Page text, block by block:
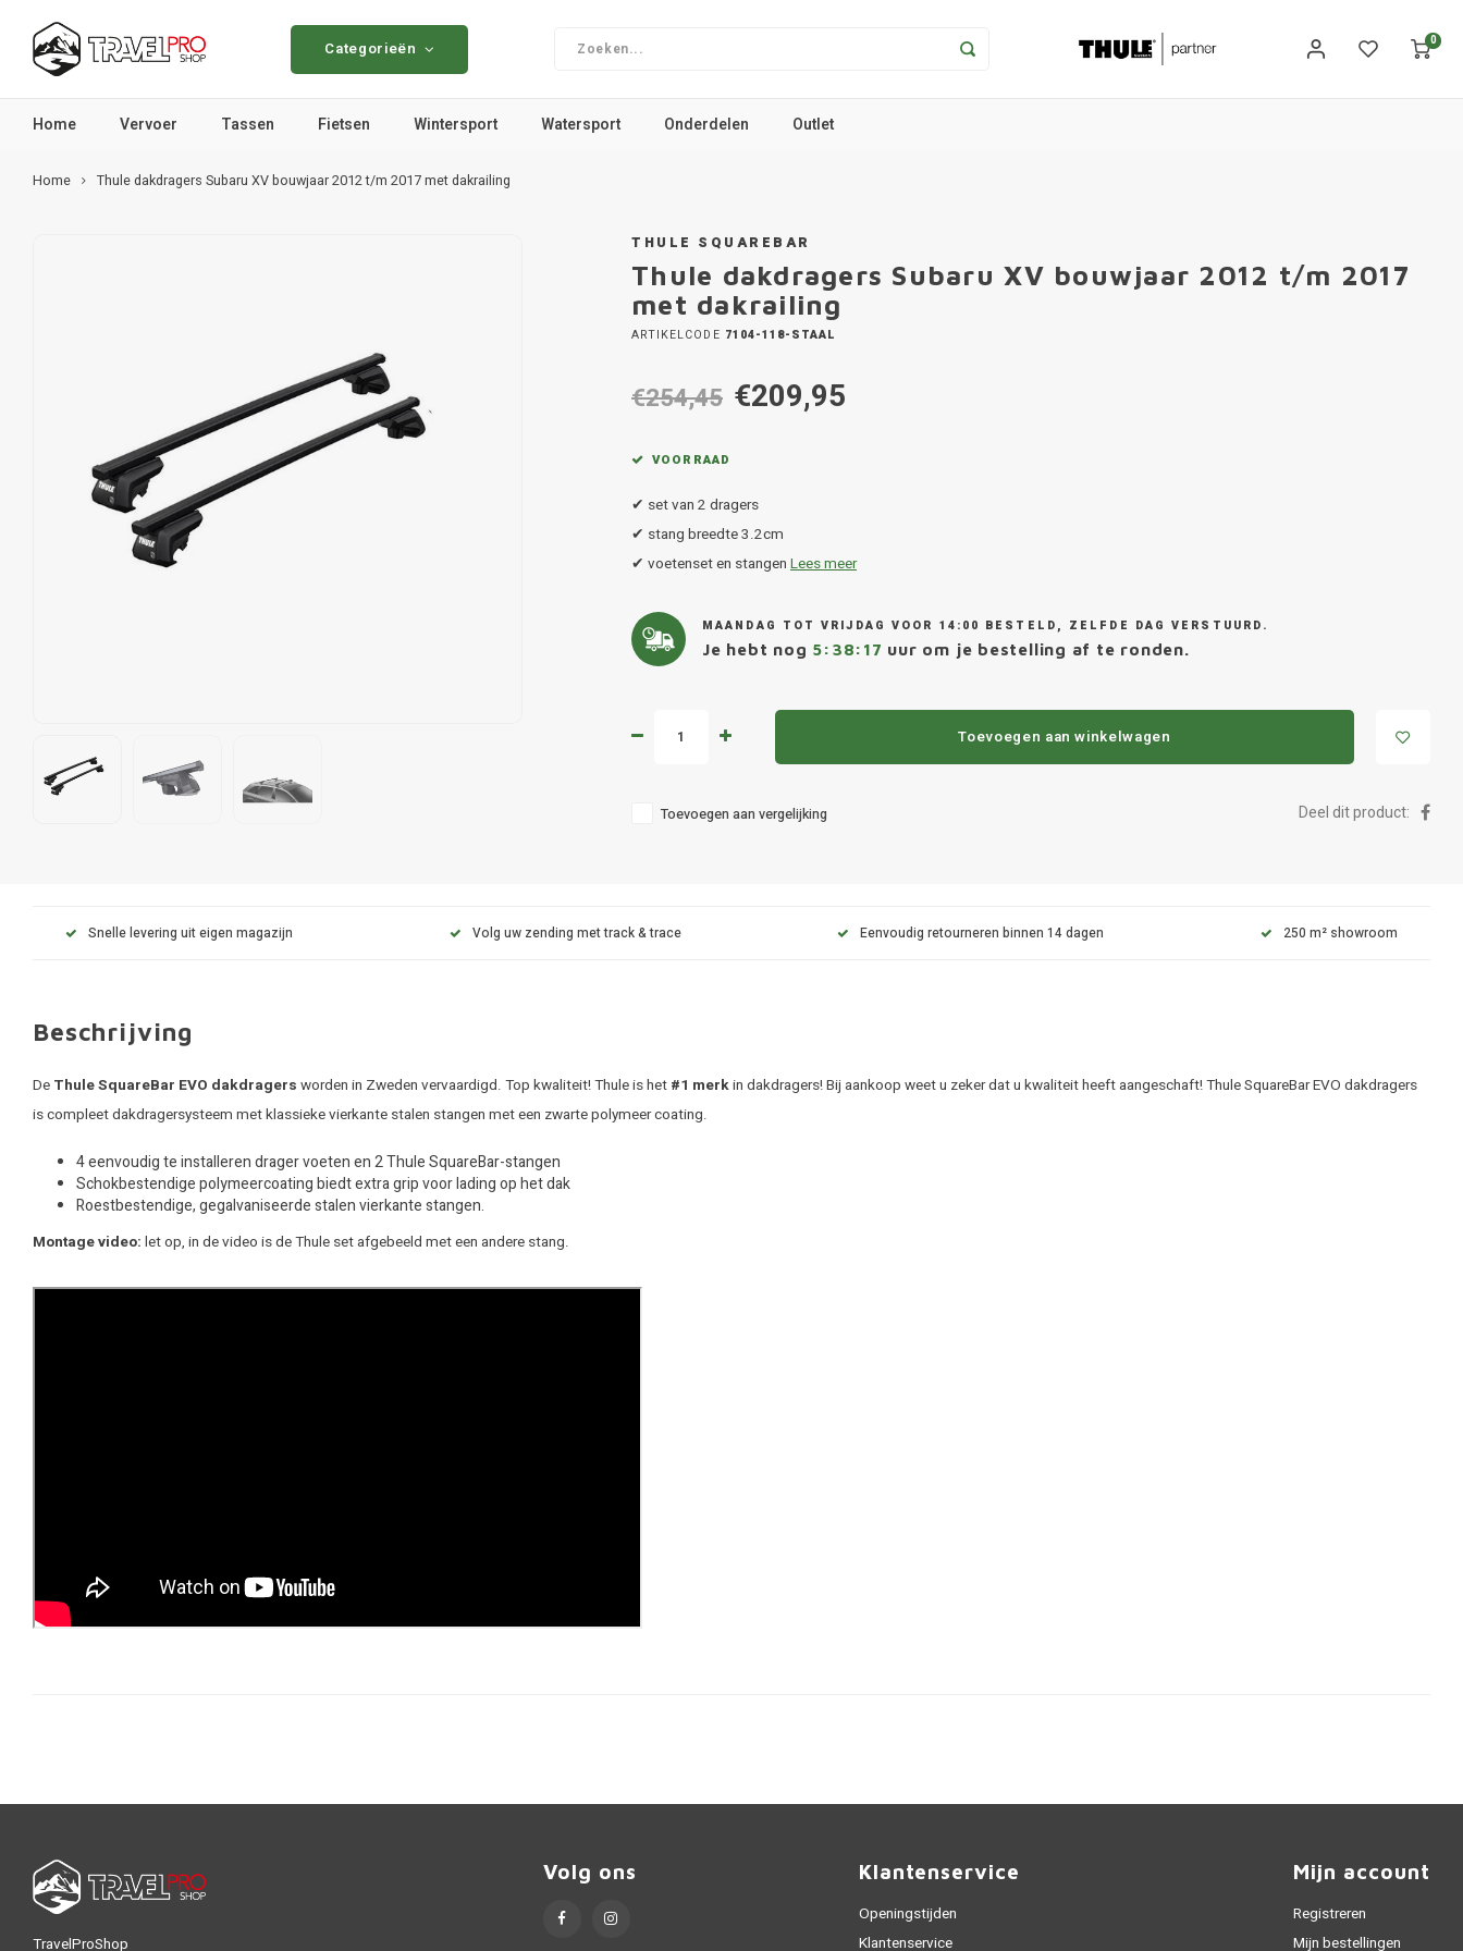
Categorieën 0
Home Vervoer Tassen Fietsen Wintersport Watersport Onderdelen Outlet
Home Thule dakdragers Subaru XV bouwjaar 2012 t/m 2017 met dakrailing
THULE SQUAREBAR
Thule dakdragers Subaru XV bouwjaar 2012 t/m 2017
met dakrailing
ARTIKELCODE 7104-118-STAAL
€254,45 €209,95
VOORRAAD
✔ set van 2 dragers
✔ stang breedte 3.2cm
✔ voetenset en stangen Lees meer
MAANDAG TOT VRIJDAG VOOR 14:00 BESTELD, ZELFDE DAG VERSTUURD.
Je hebt nog 5:38:16 uur om je bestelling af te ronden.
Toevoegen aan winkelwagen
Toevoegen aan vergelijking Deel dit product:
Snelle levering uit eigen magazijn Volg uw zending met track & trace Eenvoudig retourneren binnen 14 dagen 250 m² showroom
Beschrijving
De Thule SquareBar EVO dakdragers worden in Zweden vervaardigd. Top kwaliteit! Thule is het #1 merkin dakdragers! Bij aankoop weet u zeker dat u kwaliteit heeft aangeschaft! Thule SquareBar EVO dakdragers
is compleet dakdragersysteem met klassieke vierkante stalen stangen met een zwarte polymeer coating.
4 eenvoudig te installeren drager voeten en 2 Thule SquareBar-stangen
Schokbestendige polymeercoating biedt extra grip voor lading op het dak
Roestbestendige, gegalvaniseerde stalen vierkante stangen.
Montage video: let op, in de video is de Thule set afgebeeld met een andere stang.
TravelProShop
Volg ons Klantenservice
Openingstijden
Klantenservice
Mijn account
Registreren
Mijn bestellingen